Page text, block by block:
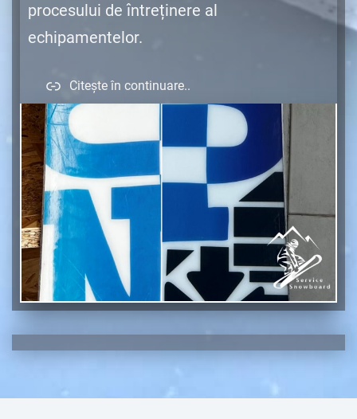
procesului de întreținere al
echipamentelor.
Citește în continuare..